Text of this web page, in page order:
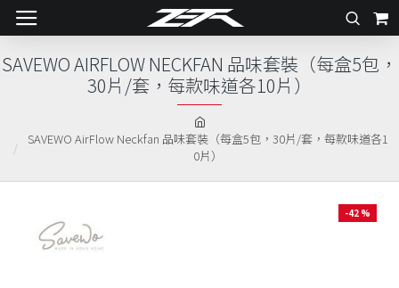
SAVEWO AirFlow Neckfan 品味套裝（每盒5包，30片/套，每款味道各1
0片）
SAVEWO AIRFLOW NECKFAN 品味套裝（每盒5包，
30片/套，每款味道各10片）
-42 %